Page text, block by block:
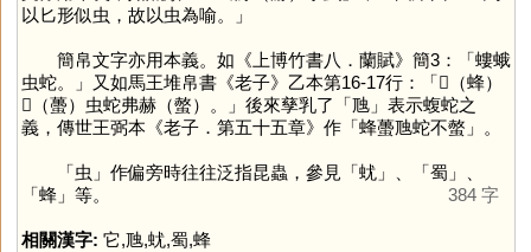
以匕形似虫，故以虫為喻。」
簡帛文字亦用本義。如《上博竹書八．蘭賦》簡3：「螻蛾
虫蛇。」又如馬王堆帛書《老子》乙本第16-17行：「𧒒（蜂）
𤻹（蠆）虫蛇弗赫（螫）。」後來孳乳了「虺」表示蝮蛇之
義，傳世王弼本《老子．第五十五章》作「蜂蠆虺蛇不螫」。
「虫 」作偏旁時往往泛指昆蟲，參見「蚘」、「蜀 」、
「蜂」等。 384 字
相關漢字: 它,虺,蚘,蜀,蜂